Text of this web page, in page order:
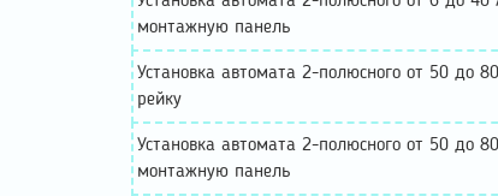
монтажную панель
Установка автомата 2-полюсного от 50 до
рейку
Установка автомата 2-полюсного от 50 до
монтажную панель